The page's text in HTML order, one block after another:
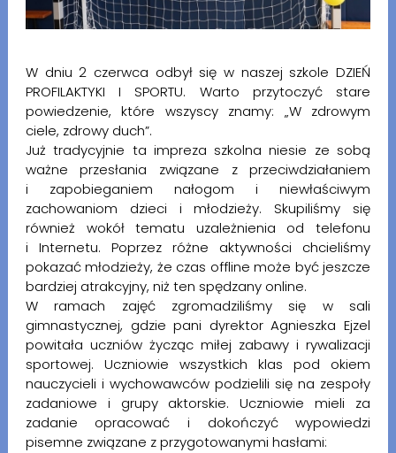
W dniu 2 czerwca odbył się w naszej szkole DZIEŃ
PROFILAKTYKI I SPORTU. Warto przytoczyć stare
powiedzenie, które wszyscy znamy: „W zdrowym
ciele, zdrowy duch”.
Już tradycyjnie ta impreza szkolna niesie ze sobą
ważne przesłania związane z przeciwdziałaniem
i zapobieganiem nałogom i niewłaściwym
zachowaniom dzieci i młodzieży. Skupiliśmy się
również wokół tematu uzależnienia od telefonu
i Internetu. Poprzez różne aktywności chcieliśmy
pokazać młodzieży, że czas offline może być jeszcze
bardziej atrakcyjny, niż ten spędzany online.
W ramach zajęć zgromadziliśmy się w sali
gimnastycznej, gdzie pani dyrektor Agnieszka Ejzel
powitała uczniów życząc miłej zabawy i rywalizacji
sportowej. Uczniowie wszystkich klas pod okiem
nauczycieli i wychowawców podzielili się na zespoły
zadaniowe i grupy aktorskie. Uczniowie mieli za
zadanie opracować i dokończyć wypowiedzi
pisemne związane z przygotowanymi hasłami: